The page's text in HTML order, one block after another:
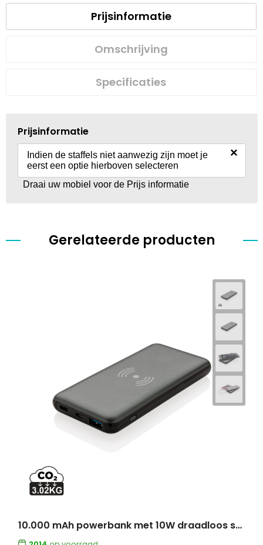
Prijsinformatie
Omschrijving
Specificaties
Prijsinformatie
Indien de staffels niet aanwezig zijn moet je
eerst een optie hierboven selecteren
×
Draai uw mobiel voor de Prijs informatie
Gerelateerde producten
10.000 mAh powerbank met 10W draadloos snelladen met PD